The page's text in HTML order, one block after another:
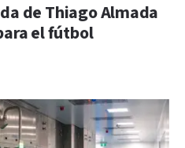
de Thiago Almada
el fútbol